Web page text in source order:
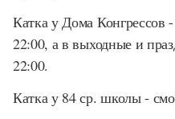
Катка у Дома Конгрессов
22:00, а в выходные и
22:00.
Катка у 84 ср. школы -